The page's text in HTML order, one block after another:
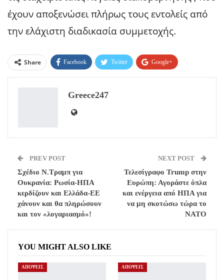
έχουν αποξενώσει πλήρως τους εντολείς από
την ελάχιστη διαδικασία συμμετοχής.
Share Facebook Twitter Google+
Greece247
PREV POST
Σχέδιο Ν.Τραμπ για
Ουκρανία: Ρωσία-ΗΠΑ
κερδίζουν και Ελλάδα-ΕΕ
χάνουν και θα πληρώσουν
και τον «λογαριασμό»!
NEXT POST
Τελεσίγραφο Trump στην
Ευρώπη: Αγοράστε όπλα
και ενέργεια από ΗΠΑ για
να μη σκοτώσω τώρα το
ΝΑΤΟ
YOU MIGHT ALSO LIKE
ΑΠΟΨΕΙΣ ΑΠΟΨΕΙΣ